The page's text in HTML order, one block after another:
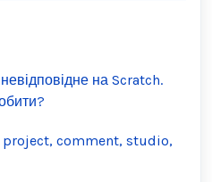
на Scratch.
project, comment, studio,